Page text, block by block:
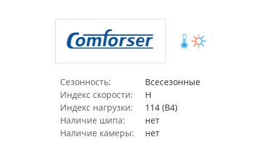
Сезонность:
Всесезонные
Индекс скорости:
H
Индекс нагрузки:
114 (B4)
Наличие шипа:
нет
Наличие камеры:
нет